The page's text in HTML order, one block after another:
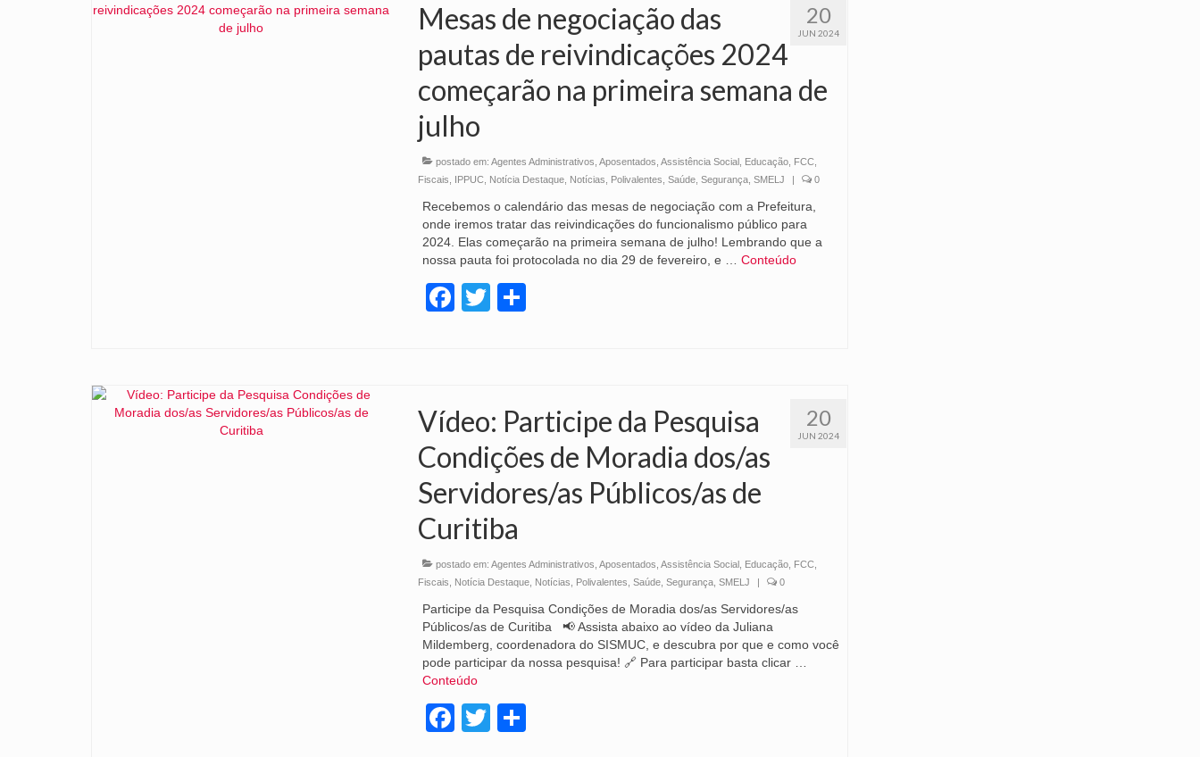
20
JUN 2024
Mesas de negociação das
pautas de reivindicações 2024
começarão na primeira semana de
julho
postado em: Agentes Administrativos Aposentados Assistência Social, Educação, FCC,
Fiscais
IPPUC, Notícia Destaque, Notícias Polivalentes Saúde, Segurança, SMELJ | 0
Recebemos o calendário das mesas de negociação com a Prefeitura,
onde iremos tratar das reivindicações do funcionalismo público para
2024. Elas começarão na primeira semana de julho! Lembrando que a
nossa pauta foi protocolada no dia 29 de fevereiro, e … Conteúdo
Facebook
Twitter
20
JUN 2024
Vídeo: Participe da Pesquisa
Condições de Moradia dos/as
Servidores/as Públicos/as de
Curitiba
postado em: Agentes Administrativos Aposentados Assistência Social, Educação, FCC,
Fiscais
Notícia Destaque, Notícias Polivalentes Saúde, Segurança, SMELJ | 0
Participe da Pesquisa Condições de Moradia dos/as Servidores/as
Públicos/as de Curitiba 📢 Assista abaixo ao vídeo da Juliana
Mildemberg, coordenadora do SISMUC, e descubra por que e como você
pode participar da nossa pesquisa! 🔗 Para participar basta clicar …
Conteúdo
Facebook
Twitter